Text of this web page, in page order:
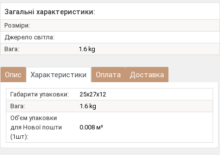
Загальні характеристики:
Розміри:
Джерело світла:
Вага:
1.6 kg
Опис Характеристики Оплата Доставка
Габарити упаковки:
25x27x12
Вага:
1.6 kg
Об'єм упаковки
для Нової пошти
(1шт):
0.008 м³